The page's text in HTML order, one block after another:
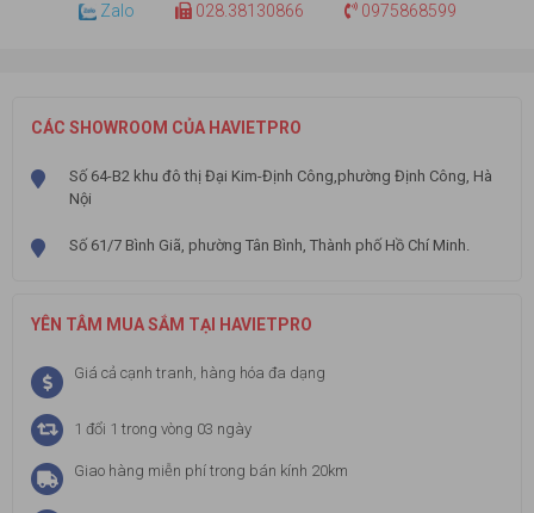
Zalo 028.38130866 0975868599
CÁC SHOWROOM CỦA HAVIETPRO
Số 64-B2 khu đô thị Đại Kim-Định Công,phường Định Công, Hà
Nội
Số 61/7 Bình Giã, phường Tân Bình, Thành phố Hồ Chí Minh.
YÊN TÂM MUA SẮM TẠI HAVIETPRO
Giá cả cạnh tranh, hàng hóa đa dạng
1 đổi 1 trong vòng 03 ngày
Giao hàng miễn phí trong bán kính 20km